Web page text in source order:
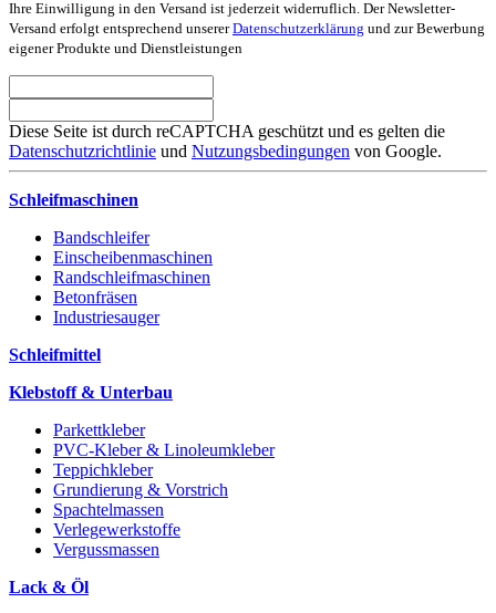
Ihre Einwilligung in den Versand ist jederzeit widerruflich. Der Newsletter-
Versand erfolgt entsprechend unsererDatenschutzerklärung und zur Bewerbung
eigener Produkte und Dienstleistungen
Diese Seite ist durch reCAPTCHA geschützt und es gelten die
Datenschutzrichtlinie und Nutzungsbedingungen von Google.
Schleifmaschinen
Bandschleifer
Einscheibenmaschinen
Randschleifmaschinen
Betonfräsen
Industriesauger
Schleifmittel
Klebstoff & Unterbau
Parkettkleber
PVC-Kleber & Linoleumkleber
Teppichkleber
Grundierung & Vorstrich
Spachtelmassen
Verlegewerkstoffe
Vergussmassen
Lack & Öl